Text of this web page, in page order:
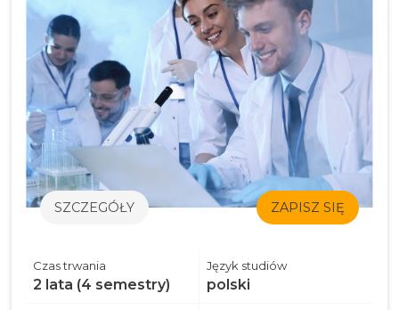
SZCZEGÓŁY ZAPISZ SIĘ
Czas trwania
2 lata (4 semestry)
Język studiów
polski